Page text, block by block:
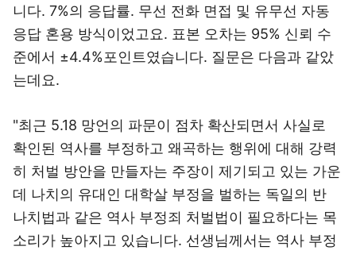
니다. 7%의 응답률. 무선 전화 면접 및 유무선 자동
응답 혼용 방식이었고요. 표본 오차는 95% 신뢰 수
준에서 ±4.4%포인트였습니다. 질문은 다음과 같았
는데요.
"최근 5.18 망언의 파문이 점차 확산되면서 사실로
확인된 역사를 부정하고 왜곡하는 행위에 대해 강력
히 처벌 방안을 만들자는 주장이 제기되고 있는 가운
데 나치의 유대인 대학살 부정을 벌하는 독일의 반
나치법과 같은 역사 부정죄 처벌법이 필요하다는 목
소리가 높아지고 있습니다. 선생님께서는 역사 부정